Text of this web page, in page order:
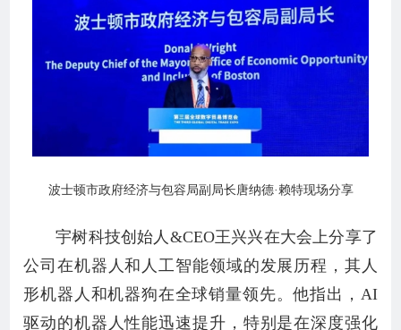
波士顿市政府经济与包容局副局长唐纳德·赖特现场分享
宇树科技创始人&CEO王兴兴在大会上分享了
公司在机器人和人工智能领域的发展历程，其人
形机器人和机器狗在全球销量领先。他指出，AI
驱动的机器人性能迅速提升，特别是在深度强化